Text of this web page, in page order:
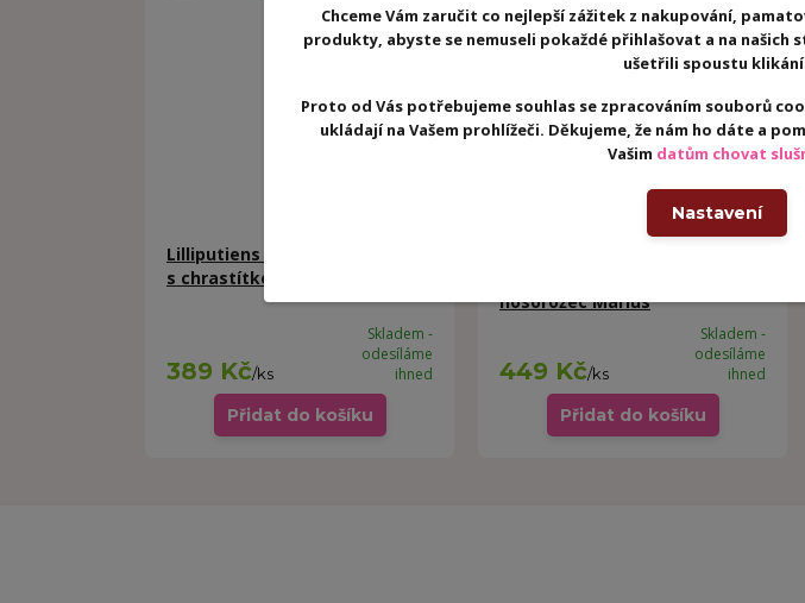
Lilliputiens - dřevěné kousátko
s chrastítkem - jelínek Stela
389 Kč/ks
Skladem -
odesíláme
ihned
Přidat do košíku
nosorožec Marius
449 Kč/ks
Skladem -
odesíláme
ihned
Přidat do košíku
Chceme Vám zaručit co nejlepší zážitek z nakupování,
produkty, abyste se nemuseli pokaždé přihlašovat a na našich
ušetřili spoustu
Proto od Vás potřebujeme souhlas se zpracováním souborů
ukládají na Vašem prohlížeči. Děkujeme, že nám ho dáte a
Vašim datům chovat
Nastavení